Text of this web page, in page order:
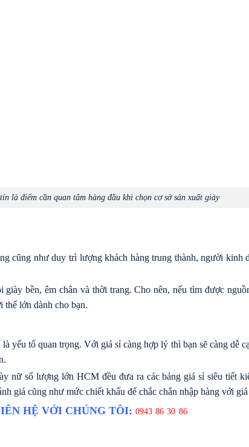
là điểm cần quan tâm hàng đầu khi chọn cơ sở sản xuất giày
cũng như duy trì lượng khách hàng trung thành, người kinh
bền, êm chân và thời trang. Cho nên, nếu tìm được
thế lớn dành cho bạn.
yếu tố quan trọng. Với giá sỉ càng hợp lý thì bạn sẽ càng dễ
nữ số lượng lớn HCM đều đưa ra các bảng giá sỉ siêu tiết
giá cũng như mức chiết khấu để chắc chắn nhập hàng với
HỆ VỚI CHÚNG TÔI: 0943 86 30 86